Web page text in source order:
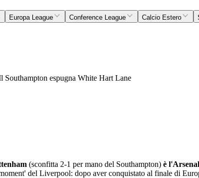
Europa League Conference League Calcio Estero
espugna White Hart Lane
(sconfitta 2-1 per mano del Southampton) è
del Liverpool: dopo aver conquistato al finale di